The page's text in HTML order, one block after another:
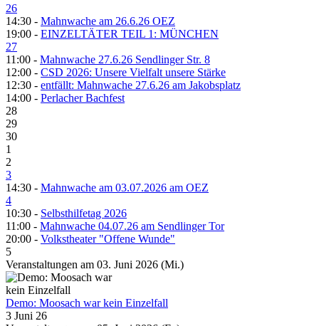
26
14:30 - Mahnwache am 26.6.26 OEZ
19:00 - EINZELTÄTER TEIL 1: MÜNCHEN
27
11:00 - Mahnwache 27.6.26 Sendlinger Str. 8
12:00 - CSD 2026: Unsere Vielfalt unsere Stärke
12:30 - entfällt: Mahnwache 27.6.26 am Jakobsplatz
14:00 - Perlacher Bachfest
28
29
30
1
2
3
14:30 - Mahnwache am 03.07.2026 am OEZ
4
10:30 - Selbsthilfetag 2026
11:00 - Mahnwache 04.07.26 am Sendlinger Tor
20:00 - Volkstheater "Offene Wunde"
5
Veranstaltungen am 03. Juni 2026 (Mi.)
Demo: Moosach war kein Einzelfall
3 Juni 26